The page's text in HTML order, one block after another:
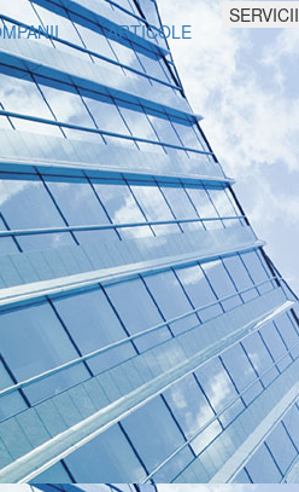
ARTICOLE
SERVICII